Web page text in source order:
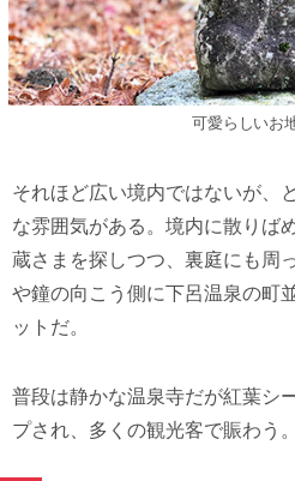
可愛らしいお
それほど広い境内ではないが、
な雰囲気がある。境内に散りば
蔵さまを探しつつ、裏庭にも周
や鐘の向こう側に下呂温泉の町
ットだ。
普段は静かな温泉寺だが紅葉シ
プされ、多くの観光客で賑わう。